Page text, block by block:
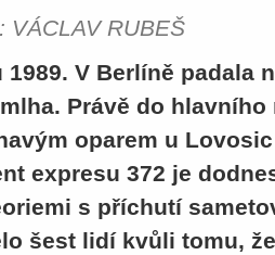
VÁCLAV RUBEŠ
V Berlíně padala
Právě do
oparem u
expresu 372 je
s příchutí
šest lidí kvůli tomu,